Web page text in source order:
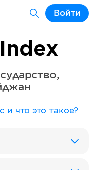
Войти
,
и что это такое?